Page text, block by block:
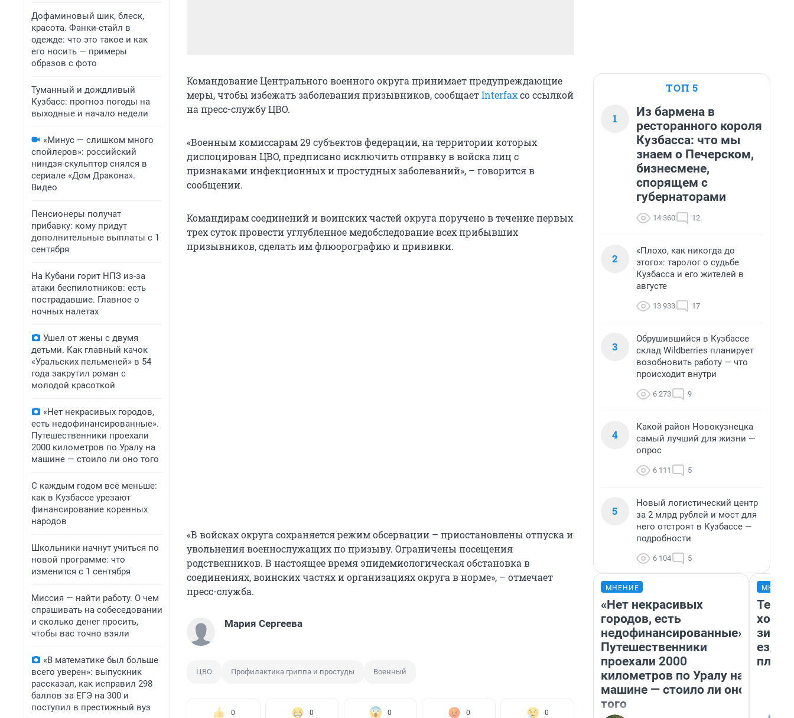
Дофаминовый шик, блеск,
красота. Фанки-стайл в
одежде: что это такое и как
его носить — примеры
образов с фото
Туманный и дождливый
Кузбасс: прогноз погоды на
выходные и начало недели
«Минус — слишком много
спойлеров»: российский
ниндзя-скульптор снялся в
сериале «Дом Дракона».
Видео
Пенсионеры получат
прибавку: кому придут
дополнительные выплаты с 1
сентября
На Кубани горит НПЗ из-за
атаки беспилотников: есть
пострадавшие. Главное о
ночных налетах
Ушел от жены с двумя
детьми. Как главный качок
«Уральских пельменей» в 54
года закрутил роман с
молодой красоткой
«Нет некрасивых городов,
есть недофинансированные».
Путешественники проехали
2000 километров по Уралу на
машине — стоило ли оно того
С каждым годом всё меньше:
как в Кузбассе урезают
финансирование коренных
народов
Школьники начнут учиться по
новой программе: что
изменится с 1 сентября
Миссия — найти работу. О чем
спрашивать на собеседовании
и сколько денег просить,
чтобы вас точно взяли
«В математике был больше
всего уверен»: выпускник
рассказал, как исправил 298
баллов за ЕГЭ на 300 и
поступил в престижный вуз
Командование Центрального военного округа принимает предупреждающие
меры, чтобы избежать заболевания призывников, сообщаетInterfaxсо ссылкой
на пресс-службу ЦВО.
«Военным комиссарам 29 субъектов федерации, на территории которых
дислоцирован ЦВО, предписано исключить отправку в войска лиц с
признаками инфекционных и простудных заболеваний», – говорится в
сообщении.
Командирам соединений и воинских частей округа поручено в течение первых
трех суток провести углубленное медобследование всех прибывших
призывников, сделать им флюорографию и прививки.
«В войсках округа сохраняется режим обсервации – приостановлены отпуска и
увольнения военнослужащих по призыву. Ограничены посещения
родственников. В настоящее время эпидемиологическая обстановка в
соединениях, воинских частях и организациях округа в норме», – отмечает
пресс-служба.
Мария Сергеева
ЦВО Профилактика гриппа и простуды Военный
0 0 0 0 0
ТОП 5
1
Из бармена в
ресторанного короля
Кузбасса: что мы
знаем о Печерском,
бизнесмене,
спорящем с
губернаторами
14 360 12
2
«Плохо, как никогда до
этого»: таролог о судьбе
Кузбасса и его жителей в
августе
13 933 17
3
Обрушившийся в Кузбассе
склад Wildberries планирует
возобновить работу — что
происходит внутри
6 273 9
4
Какой район Новокузнецка
самый лучший для жизни —
опрос
6 111 5
5
Новый логистический центр
за 2 млрд рублей и мост для
него отстроят в Кузбассе —
подробности
6 104 5
МНЕНИЕ
«Нет некрасивых
городов, есть
недофинансированные».
Путешественники
проехали 2000
километров по Уралу на
машине — стоило ли оно
того
ездит